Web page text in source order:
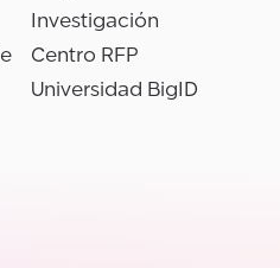
Investigación
Centro RFP
Universidad BigID